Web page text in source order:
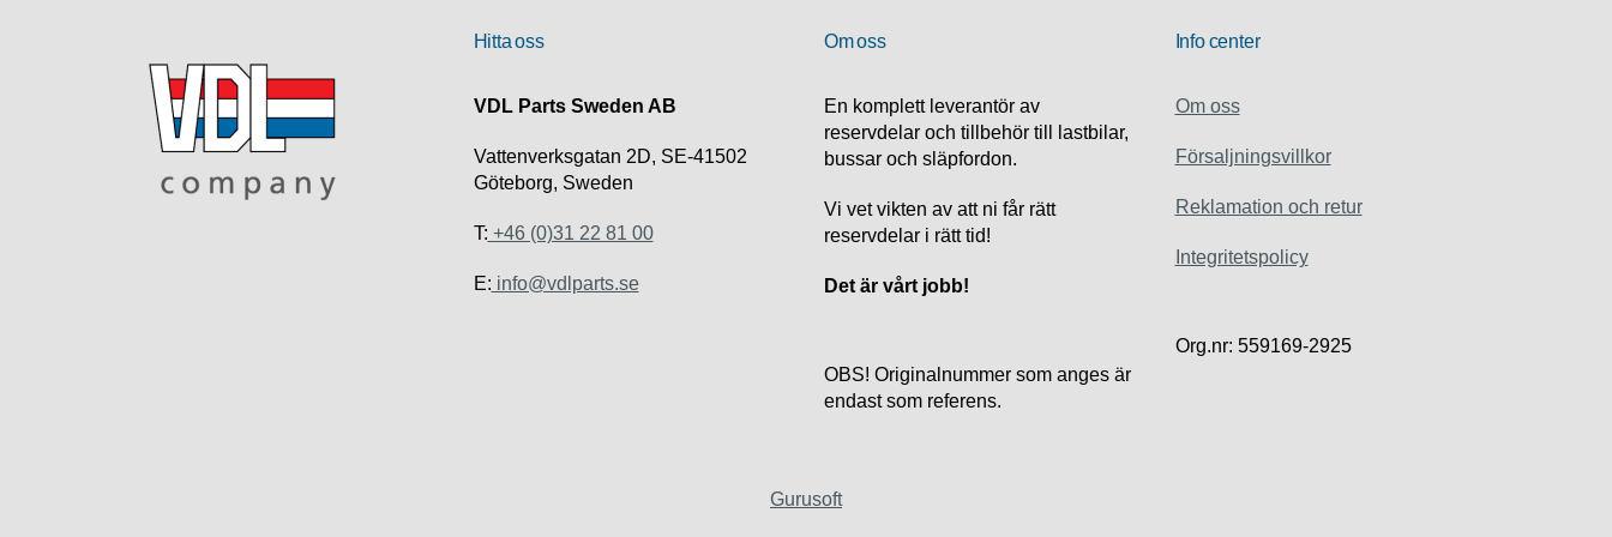
Hitta oss
VDL Parts Sweden AB
Vattenverksgatan 2D, SE-41502
Göteborg, Sweden
T: +46 (0)31 22 81 00
E: info@vdlparts.se
Om oss
En komplett leverantör av
reservdelar och tillbehör till lastbilar,
bussar och släpfordon.
Vi vet vikten av att ni får rätt
reservdelar i rätt tid!
Det är vårt jobb!
OBS! Originalnummer som anges är
endast som referens.
Info center
Om oss
Försaljningsvillkor
Reklamation och retur
Integritetspolicy
Org.nr: 559169-2925
Gurusoft